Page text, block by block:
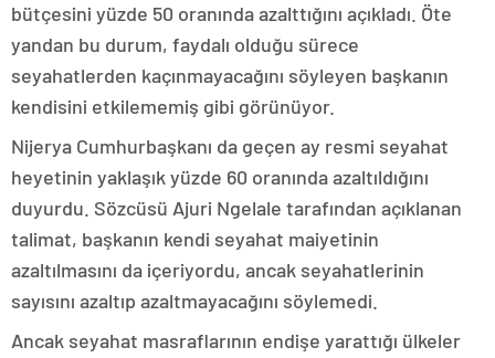
bütçesini yüzde 50 oranında azalttığını açıkladı. Öte
yandan bu durum, faydalı olduğu sürece
seyahatlerden kaçınmayacağını söyleyen başkanın
kendisini etkilememiş gibi görünüyor.
Nijerya Cumhurbaşkanı da geçen ay resmi seyahat
heyetinin yaklaşık yüzde 60 oranında azaltıldığını
duyurdu. Sözcüsü Ajuri Ngelale tarafından açıklanan
talimat, başkanın kendi seyahat maiyetinin
azaltılmasını da içeriyordu, ancak seyahatlerinin
sayısını azaltıp azaltmayacağını söylemedi.
Ancak seyahat masraflarının endişe yarattığı ülkeler